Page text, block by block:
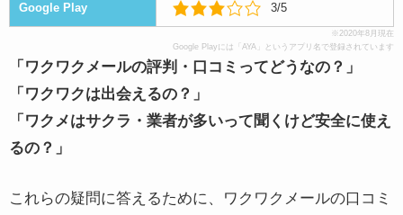
Google Play 3/5
※2020年8月現在
Google Playには「AYA」というアプリ名で登録されています
「ワクワクメールの評判・口コミってどうなの？」
「ワクワクは出会えるの？」
「ワクメはサクラ・業者が多いって聞くけど安全に使え
るの？」
これらの疑問に答えるために、ワクワクメールの口コミ